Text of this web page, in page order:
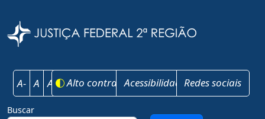
A- A A+ Alto contrasteAcessibilidadeRedes sociais
Buscar